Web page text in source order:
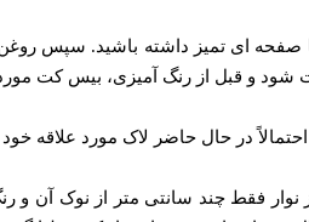
تا صفحه ای تمیز داشته باشید. سپس
و قبل از رنگ آمیزی، بیس کت مورد
در حال حاضر لاک مورد علاقه خود
فقط چند سانتی‌ متر از نوک آن و